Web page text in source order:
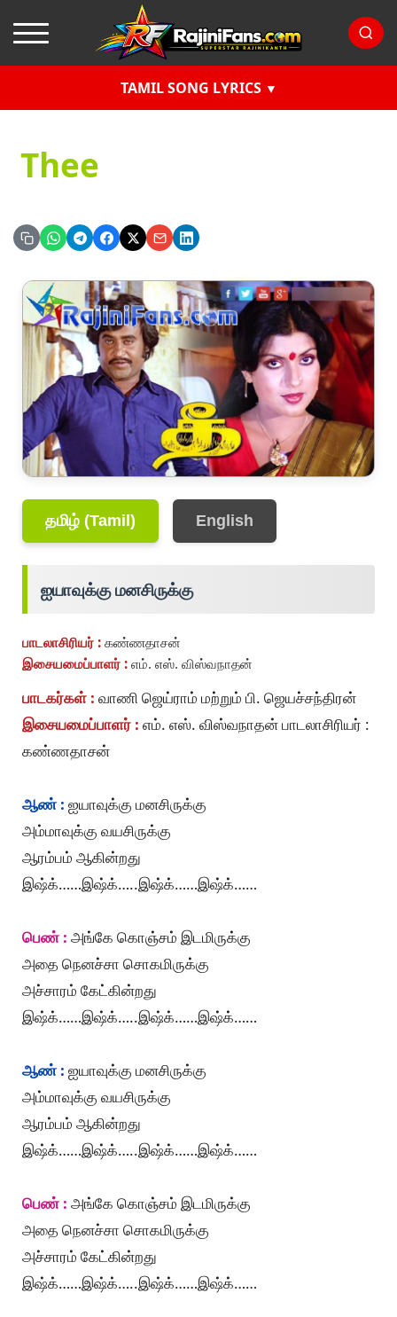
TAMIL SONG LYRICS
Thee
தமிழ் (Tamil) English
ஐயாவுக்கு மனசிருக்கு
பாடலாசிரியர் : கண்ணதாசன்
இசையமைப்பாளர் : எம். எஸ். விஸ்வநாதன்
பாடகர்கள் : வாணி ஜெய்ராம் மற்றும் பி. ஜெயச்சந்திரன்
இசையமைப்பாளர் : எம். எஸ். விஸ்வநாதன் பாடலாசிரியர் :
கண்ணதாசன்
ஆண் : ஐயாவுக்கு மனசிருக்கு
அம்மாவுக்கு வயசிருக்கு
ஆரம்பம் ஆகின்றது
இஷ்க்……இஷ்க்…..இஷ்க்……இஷ்க்……
பெண் : அங்கே கொஞ்சம் இடமிருக்கு
அதை நெனச்சா சொகமிருக்கு
அச்சாரம் கேட்கின்றது
இஷ்க்……இஷ்க்…..இஷ்க்……இஷ்க்……
ஆண் : ஐயாவுக்கு மனசிருக்கு
அம்மாவுக்கு வயசிருக்கு
ஆரம்பம் ஆகின்றது
இஷ்க்……இஷ்க்…..இஷ்க்……இஷ்க்……
பெண் : அங்கே கொஞ்சம் இடமிருக்கு
அதை நெனச்சா சொகமிருக்கு
அச்சாரம் கேட்கின்றது
இஷ்க்……இஷ்க்…..இஷ்க்……இஷ்க்……